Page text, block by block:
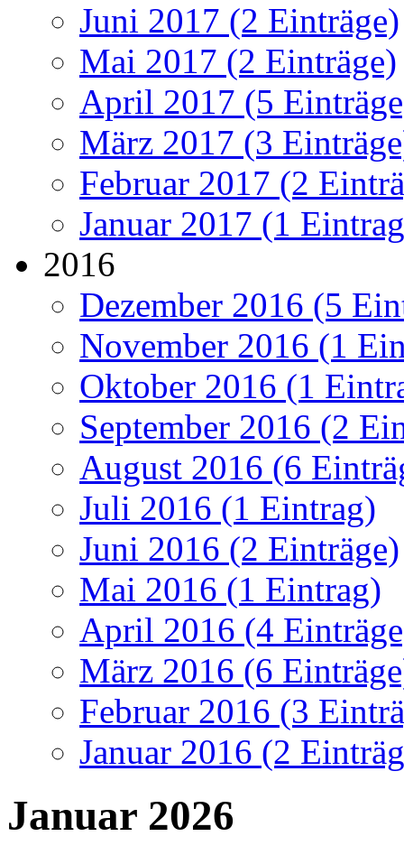
Juni 2017 (2 Einträge)
Mai 2017 (2 Einträge)
April 2017 (5
März 2017 (3
Februar 2017 (2
Januar 2017 (1
2016
Dezember 2016 (5
November 2016 (1
Oktober 2016 (1
September 2016 (2
August 2016 (6
Juli 2016 (1 Eintrag)
Juni 2016 (2 Einträge)
Mai 2016 (1 Eintrag)
April 2016 (4
März 2016 (6
Februar 2016 (3
Januar 2016 (2
Januar 2026